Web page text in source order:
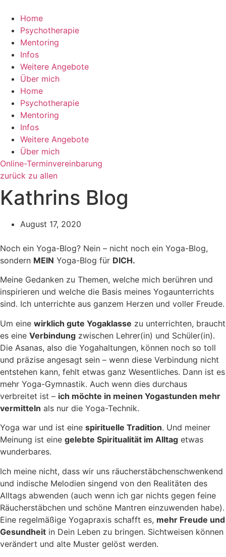
Inhalt
wechseln
Home
Psychotherapie
Mentoring
Infos
Weitere Angebote
Über mich
Home
Psychotherapie
Mentoring
Infos
Weitere Angebote
Über mich
Online-Terminvereinbarung
zurück zu allen
Kathrins Blog
August 17, 2020
Noch ein Yoga-Blog? Nein – nicht noch ein Yoga-Blog,
sondern MEIN Yoga-Blog für DICH.
Meine Gedanken zu Themen, welche mich berühren und
inspirieren und welche die Basis meines Yogaunterrichts
sind. Ich unterrichte aus ganzem Herzen und voller Freude.
Um eine wirklich gute Yogaklasse zu unterrichten, braucht
es eine Verbindung zwischen Lehrer(in) und Schüler(in).
Die Asanas, also die Yogahaltungen, können noch so toll
und präzise angesagt sein – wenn diese Verbindung nicht
entstehen kann, fehlt etwas ganz Wesentliches. Dann ist es
mehr Yoga-Gymnastik. Auch wenn dies durchaus
verbreitet ist – ich möchte in meinen Yogastunden mehr
vermitteln als nur die Yoga-Technik.
Yoga war und ist eine spirituelle Tradition. Und meiner
Meinung ist eine gelebte Spiritualität im Alltag etwas
wunderbares.
Ich meine nicht, dass wir uns räucherstäbchenschwenkend
und indische Melodien singend von den Realitäten des
Alltags abwenden (auch wenn ich gar nichts gegen feine
Räucherstäbchen und schöne Mantren einzuwenden habe).
Eine regelmäßige Yogapraxis schafft es, mehr Freude und
Gesundheit in Dein Leben zu bringen. Sichtweisen können
verändert und alte Muster gelöst werden.